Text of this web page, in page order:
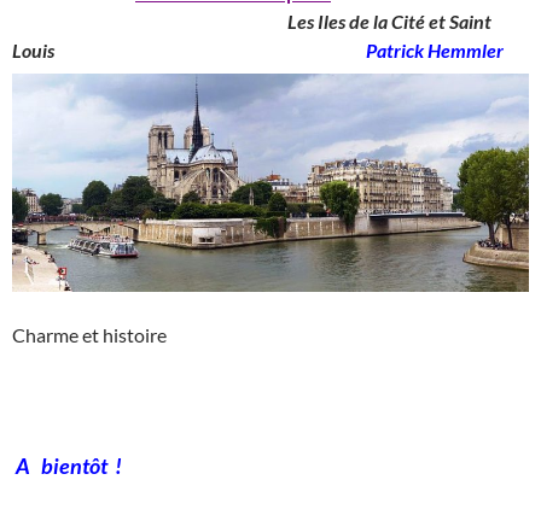
Les Iles de la Cité et Saint
Louis
Patrick Hemmler
Charme et histoire
A bientôt !